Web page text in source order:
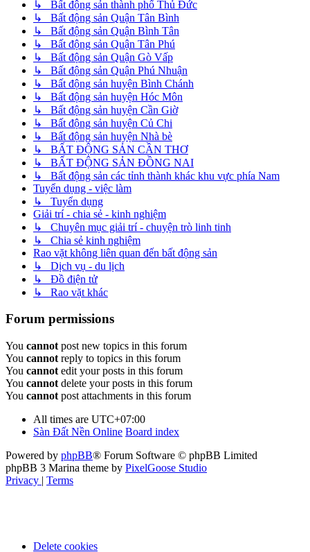
↳ Bất động sản thành phố Thủ Đức
↳ Bất động sản Quận Tân Bình
↳ Bất động sản Quận Bình Tân
↳ Bất động sản Quận Tân Phú
↳ Bất động sản Quận Gò Vấp
↳ Bất động sản Quận Phú Nhuận
↳ Bất động sản huyện Bình Chánh
↳ Bất động sản huyện Hóc Môn
↳ Bất động sản huyện Cần Giờ
↳ Bất động sản huyện Củ Chi
↳ Bất động sản huyện Nhà bè
↳ BẤT ĐỘNG SẢN CẦN THƠ
↳ BẤT ĐỘNG SẢN ĐỒNG NAI
↳ Bất động sản các tỉnh thành khác khu vực phía Nam
Tuyển dụng - việc làm
↳ Tuyển dụng
Giải trí - chia sẻ - kinh nghiệm
↳ Chuyên mục giải trí - chuyện trò linh tinh
↳ Chia sẻ kinh nghiệm
Rao vặt không liên quan đến bất động sản
↳ Dịch vụ - du lịch
↳ Đồ điện tử
↳ Rao vặt khác
Forum permissions
You cannot post new topics in this forum
You cannot reply to topics in this forum
You cannot edit your posts in this forum
You cannot delete your posts in this forum
You cannot post attachments in this forum
All times are UTC+07:00
Sàn Đất Nền Online Board index
Powered by phpBB® Forum Software © phpBB Limited
phpBB 3 Marina theme by PixelGoose Studio
Privacy | Terms
Delete cookies